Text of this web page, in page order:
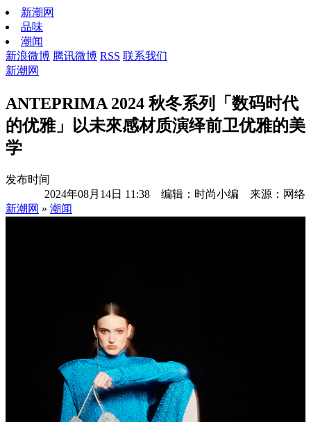
新潮网
品味
潮闻
新浪微博 腾讯微博 RSS 联系我们
新潮网
ANTEPRIMA 2024 秋冬系列「数码时代
的优雅」以未來感材质演绎前卫优雅的美
学
发布时间
2024年08月14日 11:38 编辑：时尚小编 来源：网络
新潮网 » 潮闻